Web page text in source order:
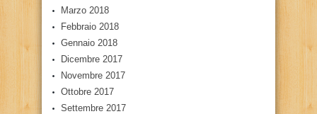
Marzo 2018
Febbraio 2018
Gennaio 2018
Dicembre 2017
Novembre 2017
Ottobre 2017
Settembre 2017